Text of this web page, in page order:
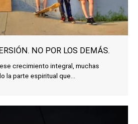
NO POR LOS DEMÁS.
crecimiento integral, muchas
la parte espiritual que...